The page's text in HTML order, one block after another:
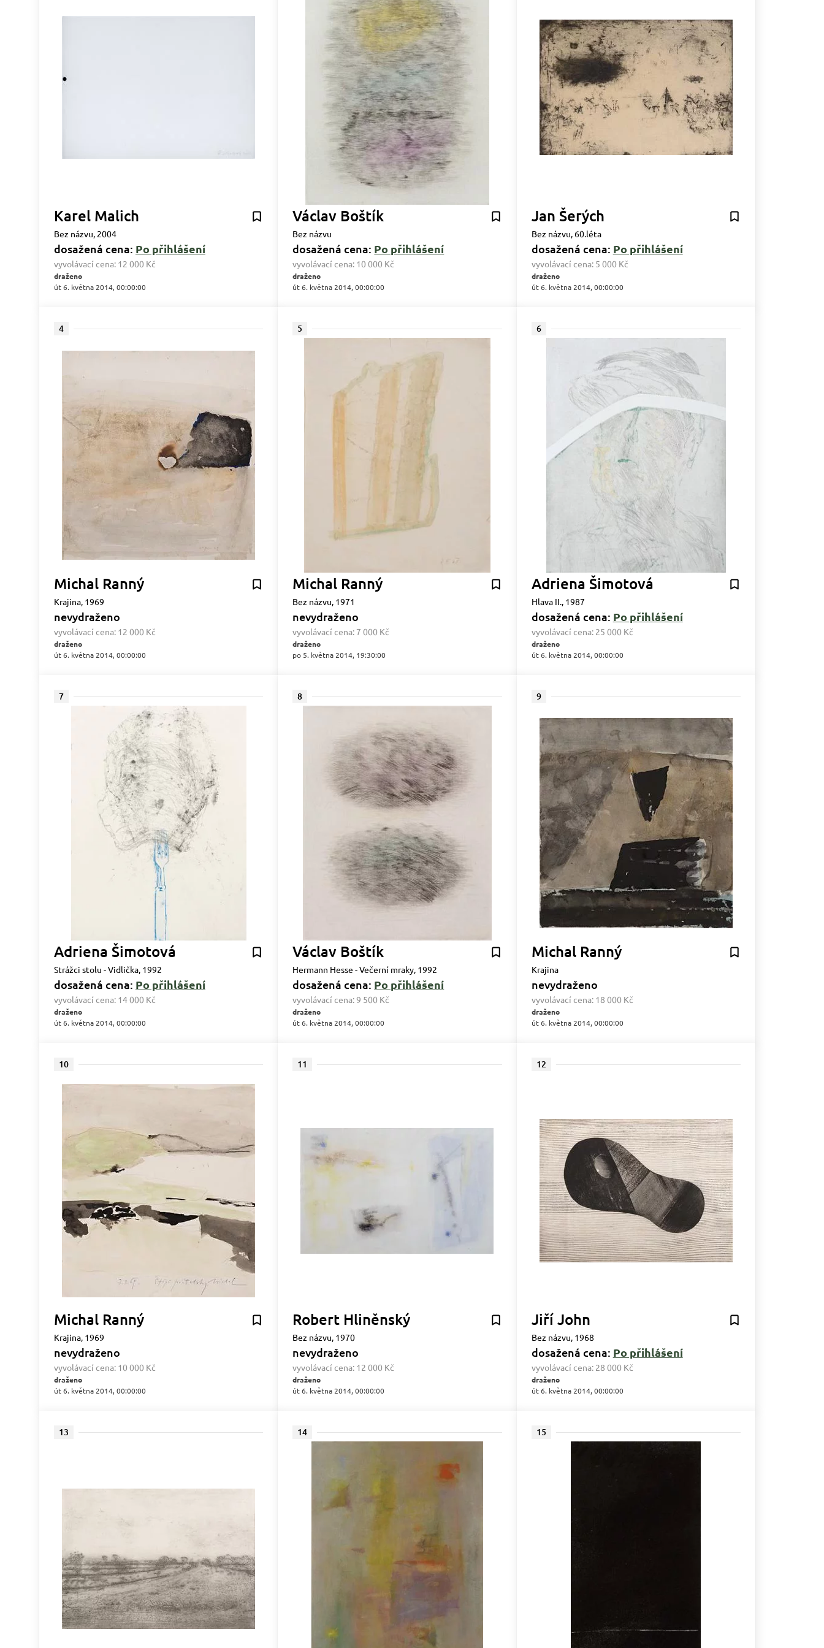
Karel Malich
Bez názvu, 2004
dosažená cena: Po přihlášení
vyvolávací cena: 12 000 Kč
draženo
út 6. května 2014, 00:00:00
Václav Boštík
Bez názvu
dosažená cena: Po přihlášení
vyvolávací cena: 10 000 Kč
draženo
út 6. května 2014, 00:00:00
Jan Šerých
Bez názvu, 60.léta
dosažená cena: Po přihlášení
vyvolávací cena: 5 000 Kč
draženo
út 6. května 2014, 00:00:00
4
Michal Ranný
Krajina, 1969
nevydraženo
vyvolávací cena: 12 000 Kč
draženo
út 6. května 2014, 00:00:00
5
Michal Ranný
Bez názvu, 1971
nevydraženo
vyvolávací cena: 7 000 Kč
draženo
po 5. května 2014, 19:30:00
6
Adriena Šimotová
Hlava II., 1987
dosažená cena: Po přihlášení
vyvolávací cena: 25 000 Kč
draženo
út 6. května 2014, 00:00:00
7
Adriena Šimotová
Strážci stolu - Vidlička, 1992
dosažená cena: Po přihlášení
vyvolávací cena: 14 000 Kč
draženo
út 6. května 2014, 00:00:00
8
Václav Boštík
Hermann Hesse - Večerní mraky, 1992
dosažená cena: Po přihlášení
vyvolávací cena:9 500 Kč
draženo
út 6. května 2014, 00:00:00
9
Michal Ranný
Krajina
nevydraženo
vyvolávací cena: 18 000 Kč
draženo
út 6. května 2014, 00:00:00
10
Michal Ranný
Krajina, 1969
nevydraženo
vyvolávací cena: 10 000 Kč
draženo
út 6. května 2014, 00:00:00
11
Robert Hliněnský
Bez názvu, 1970
nevydraženo
vyvolávací cena: 12 000 Kč
draženo
út 6. května 2014, 00:00:00
12
Jiří John
Bez názvu, 1968
dosažená cena: Po přihlášení
vyvolávací cena: 28 000 Kč
draženo
út 6. května 2014, 00:00:00
13 14 15